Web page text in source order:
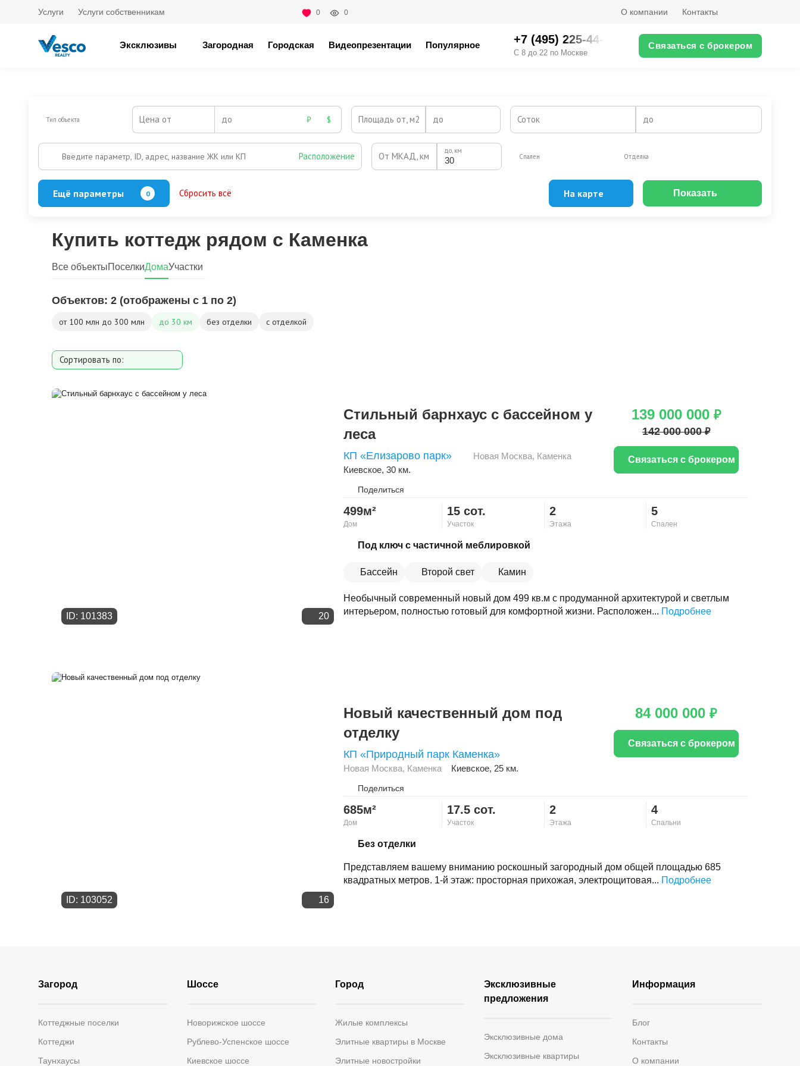
Услуги Услуги собственникам 0 0 О компании Контакты
Эксклюзивы Загородная Городская Видеопрезентации Популярное +7 (495) 225-44-XX
С 8 до 22 по Москве
Связаться с брокером
Тип объекта Цена от до ₽ $ Площадь от, м2 до Соток до
Введите параметр, ID, адрес, название ЖК или КП Расположение От МКАД, км до, км
Спален Отделка
Ещё параметры 0 Сбросить всё На карте Показать
Купить коттедж рядом с Каменка
Объектов: 2 (отображены с 1 по 2)
Все объектыПоселкиДомаУчастки
от 100 млн до 300 млн до 30 км без отделки с отделкой
Сортировать по:
Площади участка
ID: 101383 20
Стильный барнхаус с бассейном у
леса
КП «Елизарово парк» Новая Москва, Каменка
Киевское, 30 км.
Поделиться
499м²
Дом
15 сот.
Участок
2
Этажа
5
Спален
Под ключ с частичной меблировкой
Бассейн Второй свет Камин
Необычный современный новый дом 499 кв.м с продуманной архитектурой и светлым
интерьером, полностью готовый для комфортной жизни. Расположен... Подробнее
139 000 000 ₽
142 000 000 ₽
Связаться с брокером
ID: 103052 16
Новый качественный дом под
отделку
КП «Природный парк Каменка»
Новая Москва, Каменка Киевское, 25 км.
Поделиться
685м²
Дом
17.5 сот.
Участок
2
Этажа
4
Спальни
Без отделки
Представляем вашему вниманию роскошный загородный дом общей площадью 685
квадратных метров. 1-й этаж: просторная прихожая, электрощитовая... Подробнее
84 000 000 ₽
Связаться с брокером
Загород
Коттеджные поселки
Коттеджи
Таунхаусы
Шоссе
Новорижское шоссе
Рублево-Успенское шоссе
Киевское шоссе
Город
Жилые комплексы
Элитные квартиры в Москве
Элитные новостройки
Эксклюзивные
предложения
Эксклюзивные дома
Эксклюзивные квартиры
Информация
Блог
Контакты
О компании